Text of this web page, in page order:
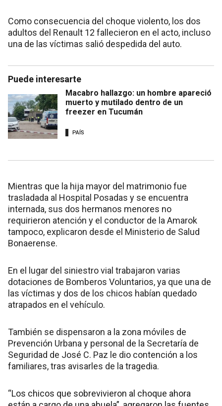
Como consecuencia del choque violento, los dos
adultos del Renault 12 fallecieron en el acto, incluso
una de las víctimas salió despedida del auto.
Puede interesarte
Macabro hallazgo: un hombre apareció
muerto y mutilado dentro de un
freezer en Tucumán
PAÍS
Mientras que la hija mayor del matrimonio fue
trasladada al Hospital Posadas y se encuentra
internada, sus dos hermanos menores no
requirieron atención y el conductor de la Amarok
tampoco, explicaron desde el Ministerio de Salud
Bonaerense.
En el lugar del siniestro vial trabajaron varias
dotaciones de Bomberos Voluntarios, ya que una de
las víctimas y dos de los chicos habían quedado
atrapados en el vehículo.
También se dispensaron a la zona móviles de
Prevención Urbana y personal de la Secretaría de
Seguridad de José C. Paz le dio contención a los
familiares, tras avisarles de la tragedia.
“Los chicos que sobrevivieron al choque ahora